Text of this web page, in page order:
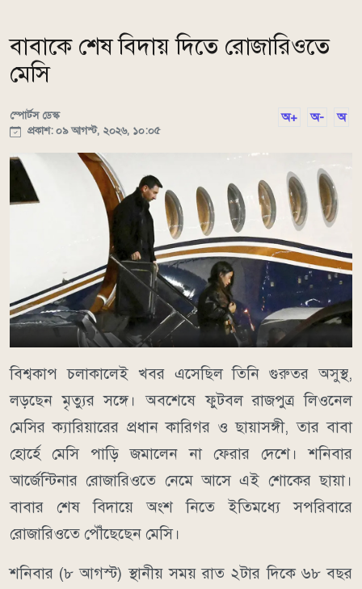
বাবাকে শেষ বিদায় দিতে রোজারিওতে
মেসি
স্পোর্টস ডেস্ক
প্রকাশ: ০৯ আগস্ট, ২০২৬, ১০:০৫
অ+ অ- অ
বিশ্বকাপ চলাকালেই খবর এসেছিল তিনি গুরুতর অসুস্থ,
লড়ছেন মৃত্যুর সঙ্গে। অবশেষে ফুটবল রাজপুত্র লিওনেল
মেসির ক্যারিয়ারের প্রধান কারিগর ও ছায়াসঙ্গী, তার বাবা
হোর্হে মেসি পাড়ি জমালেন না ফেরার দেশে। শনিবার
আর্জেন্টিনার রোজারিওতে নেমে আসে এই শোকের ছায়া।
বাবার শেষ বিদায়ে অংশ নিতে ইতিমধ্যে সপরিবারে
রোজারিওতে পৌঁছেছেন মেসি।
শনিবার (৮ আগস্ট) স্থানীয় সময় রাত ২টার দিকে ৬৮ বছর